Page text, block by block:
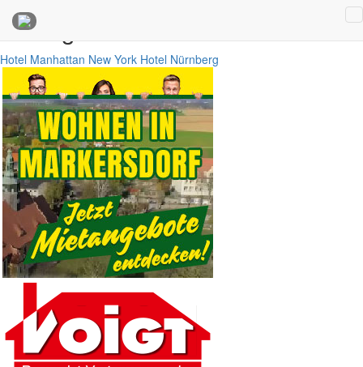
Anzeigen
Hotel Manhattan New York Hotel Nürnberg